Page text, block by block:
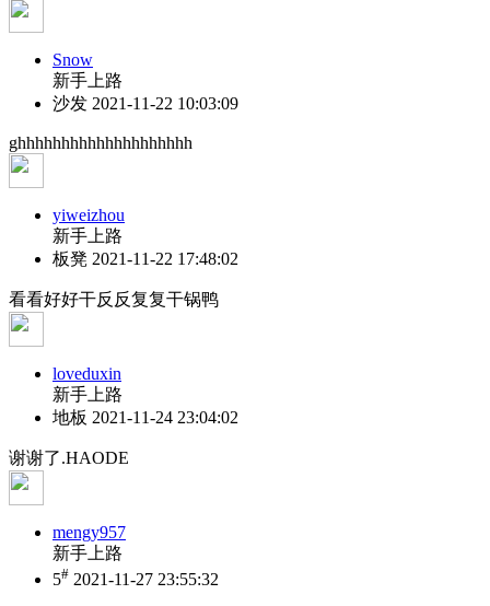
Snow
新手上路
沙发 2021-11-22 10:03:09
ghhhhhhhhhhhhhhhhhhhh
yiweizhou
新手上路
板凳 2021-11-22 17:48:02
看看好好干反反复复干锅鸭
loveduxin
新手上路
地板 2021-11-24 23:04:02
谢谢了.HAODE
mengy957
新手上路
5# 2021-11-27 23:55:32